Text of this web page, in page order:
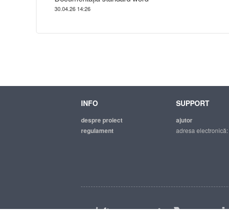
30.04.26 14:26
INFO
despre proiect
regulament
SUPPORT
ajutor
adresa electronică: